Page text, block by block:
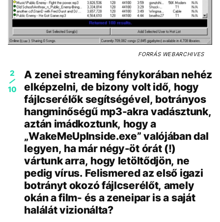
FORRÁSWEBARCHIVES
2
10
A zenei streaming fénykorában nehéz
elképzelni, de bizony volt idő, hogy
fájlcserélők segítségével, botrányos
hangminőségű mp3-akra vadásztunk,
aztán imádkoztunk, hogy a
„WakeMeUpInside.exe” valójában dal
legyen, ha már négy-öt órát (!)
vártunk arra, hogy letöltődjön, ne
pedig vírus. Felismered az első igazi
botrányt okozó fájlcserélőt, amely
okán a film- és a zeneipar is a saját
halálát vizionálta?